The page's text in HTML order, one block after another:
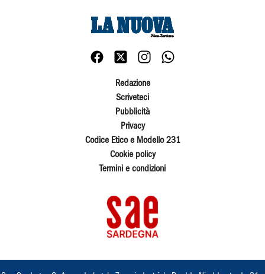
Redazione
Scriveteci
Pubblicità
Privacy
Codice Etico e Modello 231
Cookie policy
Termini e condizioni